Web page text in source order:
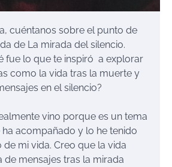
cuéntanos sobre el punto de
de La mirada del silencio.
fue lo que te inspiró a explorar
como la vida tras la muerte y
en el silencio?
vino porque es un tema
acompañado y lo he tenido
de mi vida. Creo que la vida
mensajes tras la mirada